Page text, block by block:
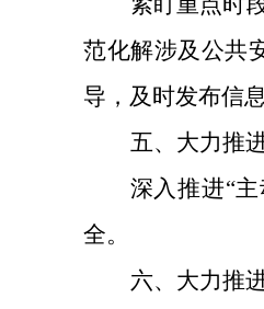
范化解涉及公共
导，及时发布信
五、 大力推
深入推进“
全。
六、 大力推